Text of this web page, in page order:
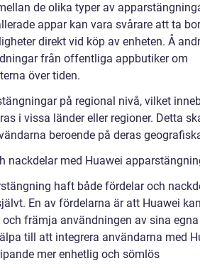
de olika typer av
appar kan vara svårare att ta
direkt vid köp av enheten. Å
från offentliga appbutiker om
över tiden.
på regional nivå, vilket
i vissa länder eller regioner. Detta
beroende på deras
nackdelar med Huawei
haft både fördelar och
En av fördelarna är att Huawei
främja användningen av sina
till att integrera användarna med
mer enhetlig och sömlös